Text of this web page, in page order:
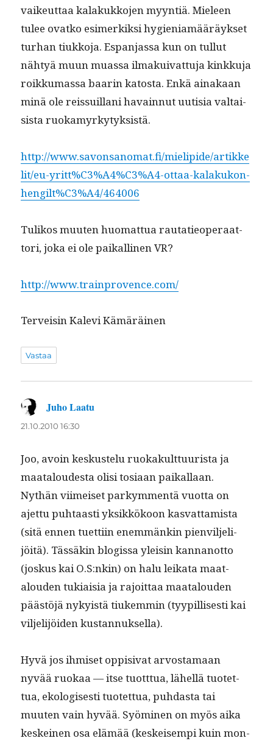
vaikeut­taa kalakukko­jen myyn­tiä. Mieleen
tulee ovatko esimerkik­si hygien­i­amääräyk­set
turhan tiukko­ja. Espan­jas­sa kun on tul­lut
nähtyä muun muas­sa ilmakui­v­at­tu­ja kinkku­ja
roikku­mas­sa baarin katos­ta. Enkä ainakaan
minä ole reis­suil­lani havain­nut uutisia val­tai­
sista ruokamyrkytyksistä.
http://www.savonsanomat.fi/mielipide/artikke
lit/eu-yritt%C3%A4%C3%A4-ottaa-kalakukon-
hengilt%C3%A4/464006
Tulikos muuten huo­mat­tua rautatieop­er­aat­
tori, joka ei ole paikalli­nen VR?
http://www.trainprovence.com/
Ter­veisin Kale­vi Kämäräinen
Vastaa
Juho Laatu
21.10.2010 16:30
Joo, avoin keskustelu ruokakult­tuurista ja
maat­aloud­es­ta olisi tosi­aan paikallaan.
Nythän viimeiset parkym­men­tä vuot­ta on
ajet­tu puh­taasti yksikkökoon kas­vat­tamista
(sitä ennen tuet­ti­in enem­mänkin pienvil­jeli­
jöitä). Tässäkin blo­gis­sa yleisin kan­nan­ot­to
(joskus kai O.S:nkin) on halu leika­ta maat­
alouden tuki­aisia ja rajoit­taa maat­alouden
päästöjä nyky­istä tiukem­min (tyyp­il­lis­es­ti kai
vil­jeli­jöi­den kustannuksella).
Hyvä jos ihmiset oppi­si­vat arvosta­maan
nyvää ruokaa — itse tuott­tua, lähel­lä tuotet­
tua, ekol­o­gis­es­ti tuotet­tua, puh­das­ta tai
muuten vain hyvää. Syömi­nen on myös aika
keskeinen osa elämää (keskeisem­pi kuin mon­